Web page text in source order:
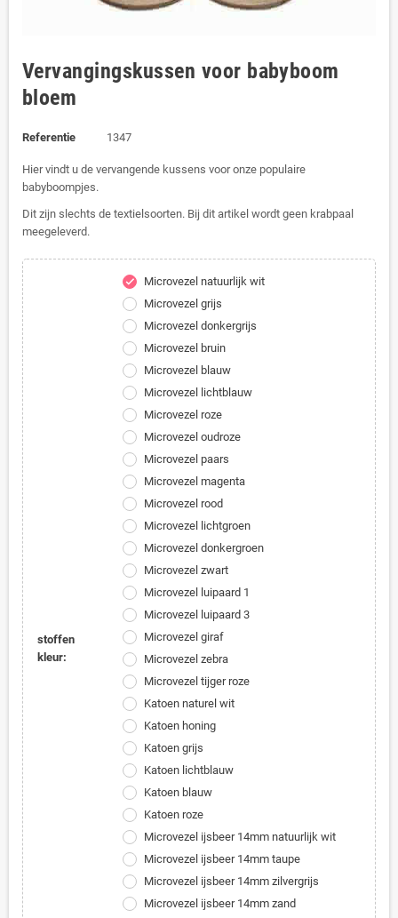
Vervangingskussen voor babyboom
bloem
Referentie 1347
Hier vindt u de vervangende kussens voor onze populaire
babyboompjes.
Dit zijn slechts de textielsoorten. Bij dit artikel wordt geen krabpaal
meegeleverd.
stoffen
kleur:
check
Microvezel natuurlijk wit
Microvezel grijs
Microvezel donkergrijs
Microvezel bruin
Microvezel blauw
Microvezel lichtblauw
Microvezel roze
Microvezel oudroze
Microvezel paars
Microvezel magenta
Microvezel rood
Microvezel lichtgroen
Microvezel donkergroen
Microvezel zwart
Microvezel luipaard 1
Microvezel luipaard 3
Microvezel giraf
Microvezel zebra
Microvezel tijger roze
Katoen naturel wit
Katoen honing
Katoen grijs
Katoen lichtblauw
Katoen blauw
Katoen roze
Microvezel ijsbeer 14mm natuurlijk wit
Microvezel ijsbeer 14mm taupe
Microvezel ijsbeer 14mm zilvergrijs
Microvezel ijsbeer 14mm zand